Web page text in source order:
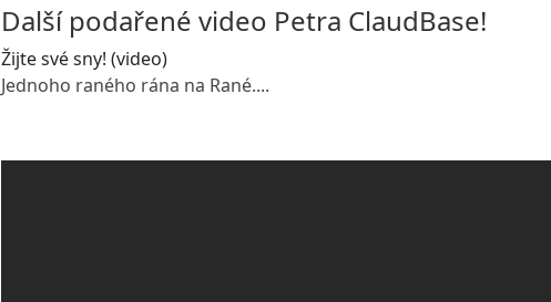
Další podařené video Petra ClaudBase!
Žijte své sny! (video)
Jednoho raného rána na Rané....